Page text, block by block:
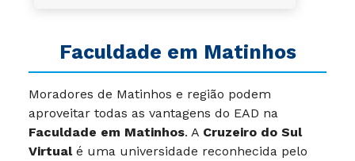
Faculdade em Matinhos
Moradores de Matinhos e região podem
aproveitar todas as vantagens do EAD na
Faculdade em Matinhos. A Cruzeiro do Sul
Virtualé uma universidade reconhecida pelo